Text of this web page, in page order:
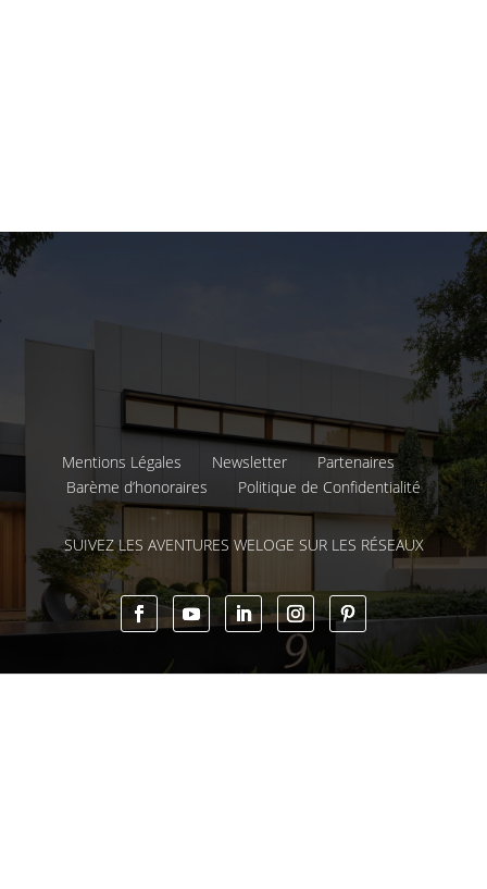
Mentions Légales Newsletter
Partenaires
Barème d’honoraires
Politique de Confidentialité
SUIVEZ LES AVENTURES WELOGE SUR LES RÉSEAUX